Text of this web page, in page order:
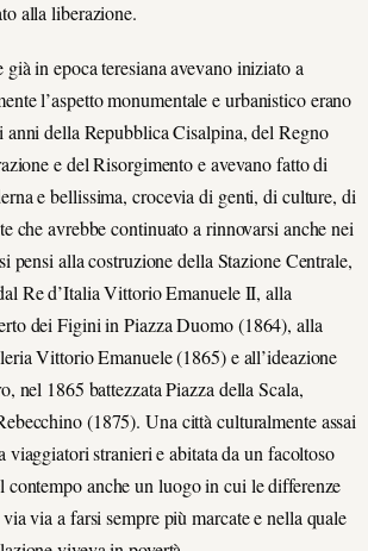
alla liberazione.
in epoca teresiana avevano iniziato a
l’aspetto monumentale e urbanistico erano
anni della Repubblica Cisalpina, del Regno
e del Risorgimento e avevano fatto di
e bellissima, crocevia di genti, di culture, di
che avrebbe continuato a rinnovarsi anche nei
pensi alla costruzione della Stazione Centrale,
Re d’Italia Vittorio Emanuele II, alla
dei Figini in Piazza Duomo (1864), alla
Vittorio Emanuele (1865) e all’ideazione
nel 1865 battezzata Piazza della Scala,
(1875). Una città culturalmente assai
viaggiatori stranieri e abitata da un facoltoso
contempo anche un luogo in cui le differenze
via a farsi sempre più marcate e nella quale